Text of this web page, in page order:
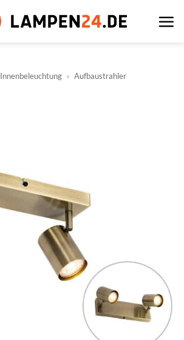
Innenbeleuchtung » Aufbaustrahler